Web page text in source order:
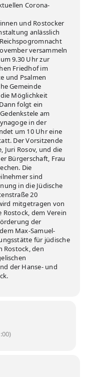
Corona-
und Rostocker
anlässlich
versammeln
9.30 Uhr zur
Friedhof im
und Psalmen
Gemeinde
Möglichkeit
folgt ein
am
in der
um 10 Uhr eine
Der Vorsitzende
Juri Rosov, und die
Bürgerschaft, Frau
Die
sind
in die Jüdische
20
mitgetragen von
Rostock, dem Verein
der
Max-Samuel-
für jüdische
Rostock, den
der Hanse- und